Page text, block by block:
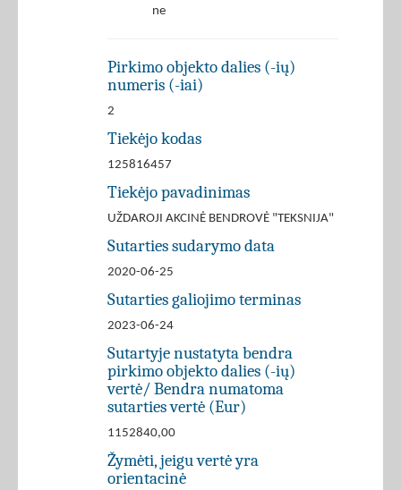
ne
Pirkimo objekto dalies (-ių)
numeris (-iai)
2
Tiekėjo kodas
125816457
Tiekėjo pavadinimas
UŽDAROJI AKCINĖ BENDROVĖ "TEKSNIJA"
Sutarties sudarymo data
2020-06-25
Sutarties galiojimo terminas
2023-06-24
Sutartyje nustatyta bendra
pirkimo objekto dalies (-ių)
vertė/ Bendra numatoma
sutarties vertė (Eur)
1152840,00
Žymėti, jeigu vertė yra
orientacinė